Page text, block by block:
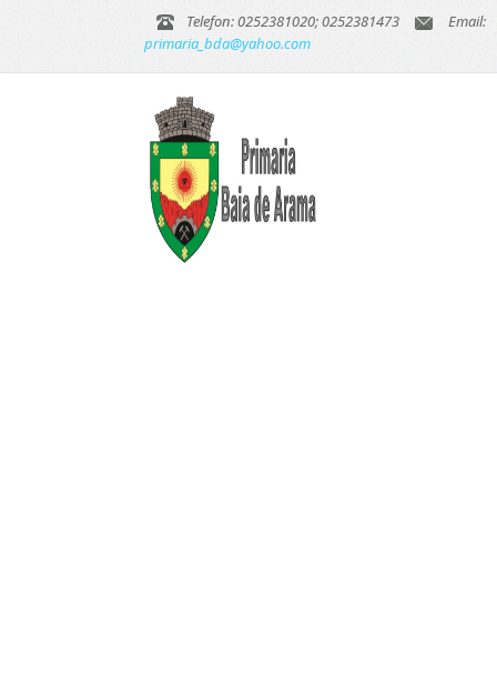
Telefon: 0252381020; 0252381473
Email:
primaria_bda@yahoo.com